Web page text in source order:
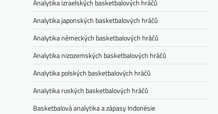
Analytika izraelských basketbalových hráčů
Analytika japonských basketbalových hráčů
Analytika německých basketbalových hráčů
Analytika nizozemských basketbalových hráčů
Analytika polských basketbalových hráčů
Analytika ruských basketbalových hráčů
Basketbalová analytika a zápasy Indonésie